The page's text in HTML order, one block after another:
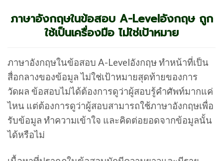
ภาษาอังกฤษในข้อสอบ A-Levelอังกฤษ ถูก
ใช้เป็นเครื่องมือ ไม่ใช่เป้าหมาย
ภาษาอังกฤษในข้อสอบ A-Levelอังกฤษ ทำหน้าที่เป็น
สื่อกลางของข้อมูล ไม่ใช่เป้าหมายสุดท้ายของการ
วัดผล ข้อสอบไม่ได้ต้องการดูว่าผู้สอบรู้คำศัพท์มากแค่
ไหน แต่ต้องการดูว่าผู้สอบสามารถใช้ภาษาอังกฤษเพื่อ
รับข้อมูล ทำความเข้าใจ และคิดต่อยอดจากข้อมูลนั้น
ได้หรือไม่